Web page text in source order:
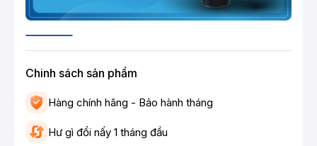
Chinh sách sản phẩm
Hàng chính hãng - Bảo hành tháng
Hư gì đổi nấy 1 tháng đầu